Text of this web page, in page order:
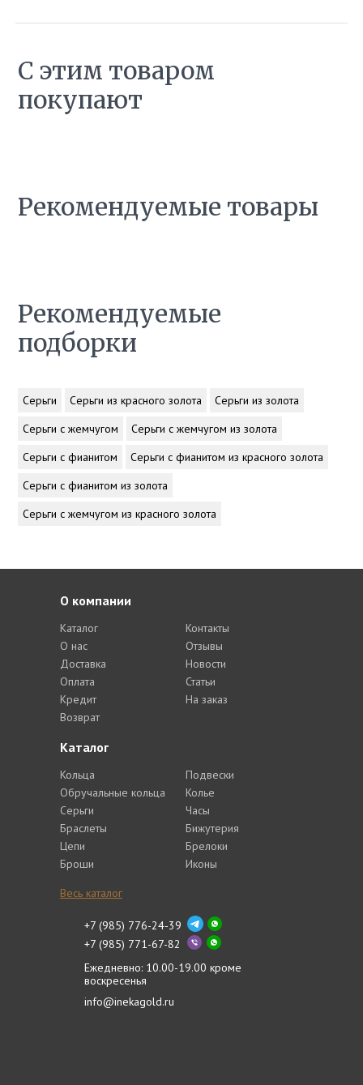
С этим товаром
покупают
Рекомендуемые товары
Рекомендуемые
подборки
Серьги Серьги из красного золота
Серьги из золота
Серьги с жемчугом
Серьги с жемчугом из золота
Серьги с фианитом
Серьги с фианитом из красного золота
Серьги с фианитом из золота
Серьги с жемчугом из красного золота
Каталог
Кольца
Обручальные кольца
Серьги
Браслеты
Цепи
Броши
Подвески
Колье
Часы
Бижутерия
Брелоки
Иконы
Весь каталог
О компании
Каталог
О нас
Доставка
Оплата
Кредит
Возврат
Контакты
Отзывы
Новости
Статьи
На заказ
+7 (985) 776-24-39
+7 (985) 771-67-82
Ежедневно: 10.00-19.00 кроме
воскресенья
info@inekagold.ru